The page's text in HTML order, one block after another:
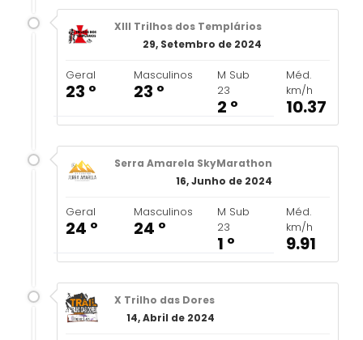
XIII Trilhos dos Templários
29, Setembro de 2024
Geral
23 º
Masculinos
23 º
M Sub
23
2 º
Méd.
km/h
10.37
Serra Amarela SkyMarathon
16, Junho de 2024
Geral
24 º
Masculinos
24 º
M Sub
23
1 º
Méd.
km/h
9.91
X Trilho das Dores
14, Abril de 2024